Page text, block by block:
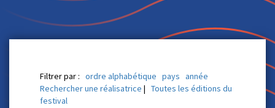
Filtrer par : ordre alphabétique pays année
Rechercher une réalisatrice | Toutes les éditions du
festival